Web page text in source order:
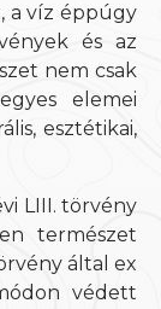
a víz éppúgy
és az
nem csak
elemei
esztétikai,
LIII. törvény
természet
által ex
védett